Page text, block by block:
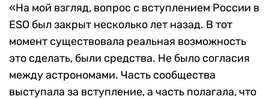
«На мой взгляд, вопрос с вступлением России в
ESO был закрыт несколько лет назад. В тот
момент существовала реальная возможность
это сделать, были средства. Не было согласия
между астрономами. Часть сообщества
выступала за вступление, а часть полагала, что